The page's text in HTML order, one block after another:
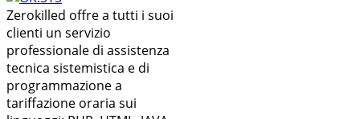
Zerokilled offre a tutti i suoi
clienti un servizio
professionale di assistenza
tecnica sistemistica e di
programmazione a
tariffazione oraria sui